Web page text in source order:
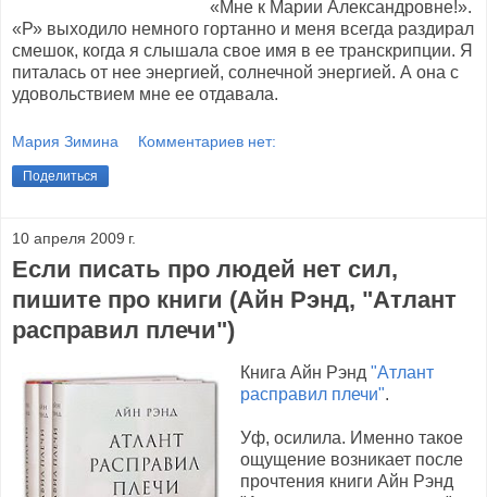
«Мне к Марии Александровне!».
«Р» выходило немного гортанно и меня всегда раздирал
смешок, когда я слышала свое имя в ее транскрипции. Я
питалась от нее энергией, солнечной энергией. А она с
удовольствием мне ее отдавала.
Мария Зимина Комментариев нет:
Поделиться
10 апреля 2009 г.
Если писать про людей нет сил,
пишите про книги (Айн Рэнд, "Атлант
расправил плечи")
Книга Айн Рэнд "Атлант
расправил плечи".
Уф, осилила. Именно такое
ощущение возникает после
прочтения книги Айн Рэнд